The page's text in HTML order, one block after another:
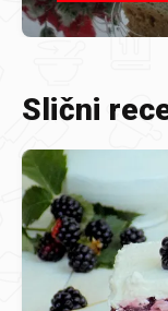
Slični